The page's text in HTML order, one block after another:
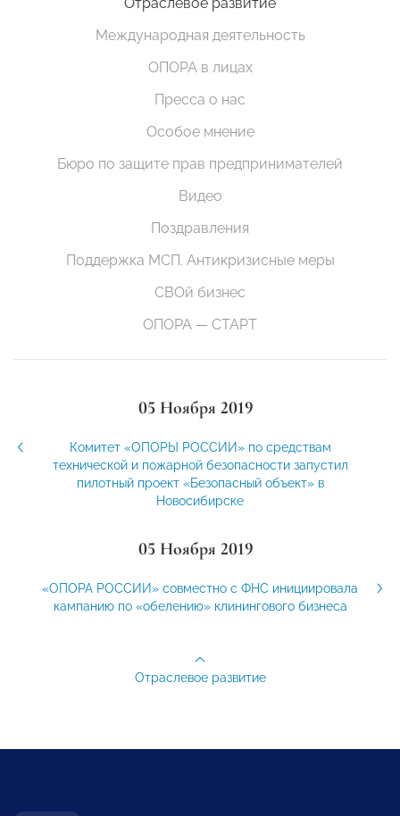
Международная деятельность
ОПОРА в лицах
Пресса о нас
Особое мнение
Бюро по защите прав предпринимателей
Видео
Поздравления
Поддержка МСП. Антикризисные меры
СВОй бизнес
ОПОРА — СТАРТ
05 Ноября 2019
Комитет «ОПОРЫ РОССИИ» по средствам
технической и пожарной безопасности запустил
пилотный проект «Безопасный объект» в
Новосибирске
05 Ноября 2019
«ОПОРА РОССИИ» совместно с ФНС инициировала
кампанию по «обелению» клинингового бизнеса
Отраслевое развитие